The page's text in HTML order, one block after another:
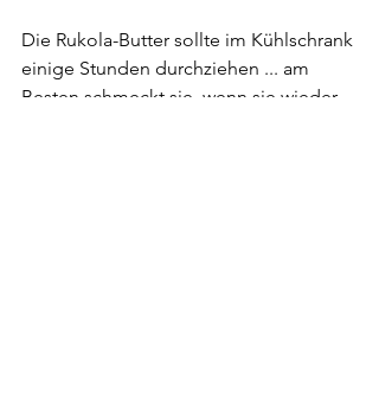
Die Rukola-Butter sollte im Kühlschrank
einige Stunden durchziehen ... am
Besten schmeckt sie, wenn sie wieder